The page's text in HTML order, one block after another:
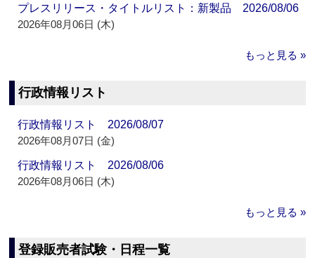
プレスリリース・タイトルリスト：新製品 2026/08/06
2026年08月06日 (木)
もっと見る »
行政情報リスト
行政情報リスト 2026/08/07
2026年08月07日 (金)
行政情報リスト 2026/08/06
2026年08月06日 (木)
もっと見る »
登録販売者試験・日程一覧